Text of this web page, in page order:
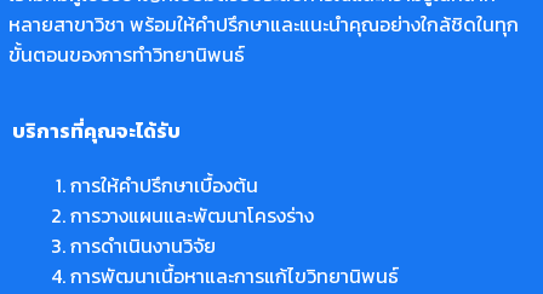
หลายสาขาวิชา พร้อมให้คำปรึกษาและแนะนำคุณอย่างใกล้ชิดในทุก
ขั้นตอนของการทำวิทยานิพนธ์
บริการที่คุณจะได้รับ
การให้คำปรึกษาเบื้องต้น
การวางแผนและพัฒนาโครงร่าง
การดำเนินงานวิจัย
การพัฒนาเนื้อหาและการแก้ไขวิทยานิพนธ์